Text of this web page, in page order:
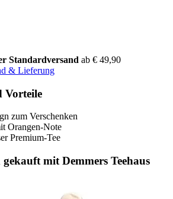
Standardversand ab € 49,90
& Lieferung
Vorteile
zum Verschenken
Orangen-Note
Premium-Tee
mit Demmers Teehaus